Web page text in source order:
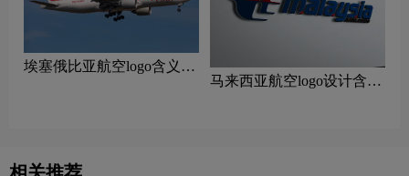
‌埃塞俄比亚航空logo含义及
马来西亚航空logo设计含义